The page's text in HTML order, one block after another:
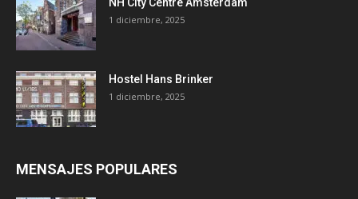
1 diciembre, 2025
Hostel Hans Brinker
1 diciembre, 2025
MENSAJES POPULARES